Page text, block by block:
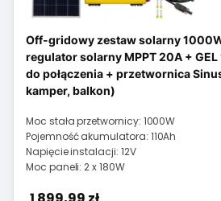
Off-gridowy zestaw solarny
regulator solarny MPPT 20A +
do połączenia + przetwornica
kamper, balkon)
Moc stała przetwornicy: 1000W
Pojemność akumulatora: 110Ah
Napięcie instalacji: 12V
Moc paneli: 2 x 180W